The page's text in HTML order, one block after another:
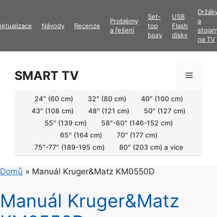
obsah
Návody Recenze
Problémy
a řešení
Set-
top
boxy
USB
Flash
disky
a
na TV
SMART TV Menu
24″ (60 cm) 32″ (80 cm)
40″ (100 cm)
43″ (108 cm)
48″ (121 cm)
50″ (127 cm)
55″ (139 cm)
58″-60″ (146-152 cm)
65″ (164 cm)
70″ (177 cm)
75″-77″ (189-195 cm)
80″ (203 cm) a vice
Domů » Manuál Kruger&Matz KM0550D
Manuál Kruger&Matz